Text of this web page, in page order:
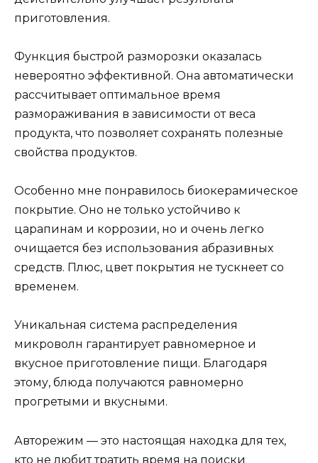
приготовления.
Функция быстрой разморозки оказалась
невероятно эффективной. Она автоматически
рассчитывает оптимальное время
размораживания в зависимости от веса
продукта, что позволяет сохранять полезные
свойства продуктов.
Особенно мне понравилось биокерамическое
покрытие. Оно не только устойчиво к
царапинам и коррозии, но и очень легко
очищается без использования абразивных
средств. Плюс, цвет покрытия не тускнеет со
временем.
Уникальная система распределения
микроволн гарантирует равномерное и
вкусное приготовление пищи. Благодаря
этому, блюда получаются равномерно
прогретыми и вкусными.
Авторежим — это настоящая находка для тех,
кто не любит тратить время на поиски